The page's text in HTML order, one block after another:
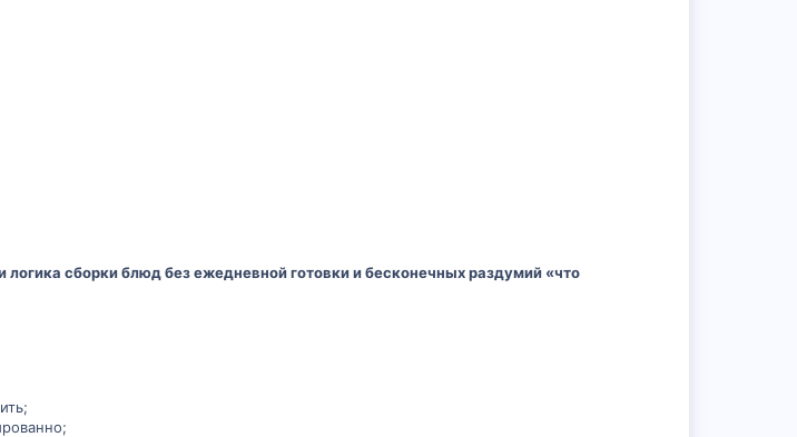
сборки блюд без ежедневной готовки и бесконечных раздумий «что